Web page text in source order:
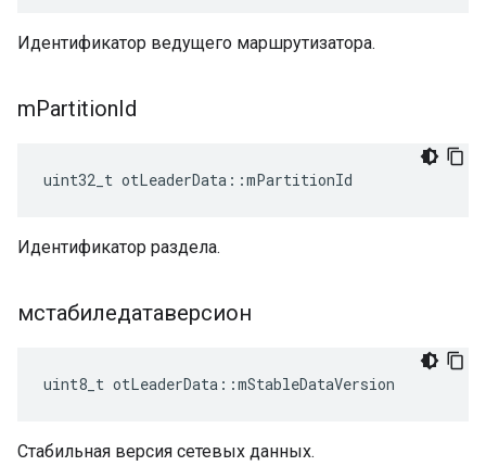
Идентификатор ведущего маршрутизатора.
mPartitionId
uint32_t otLeaderData ::mPartitionId
Идентификатор раздела.
мстабиледатаверсион
uint8_t otLeaderData ::mStableDataVersion
Стабильная версия сетевых данных.